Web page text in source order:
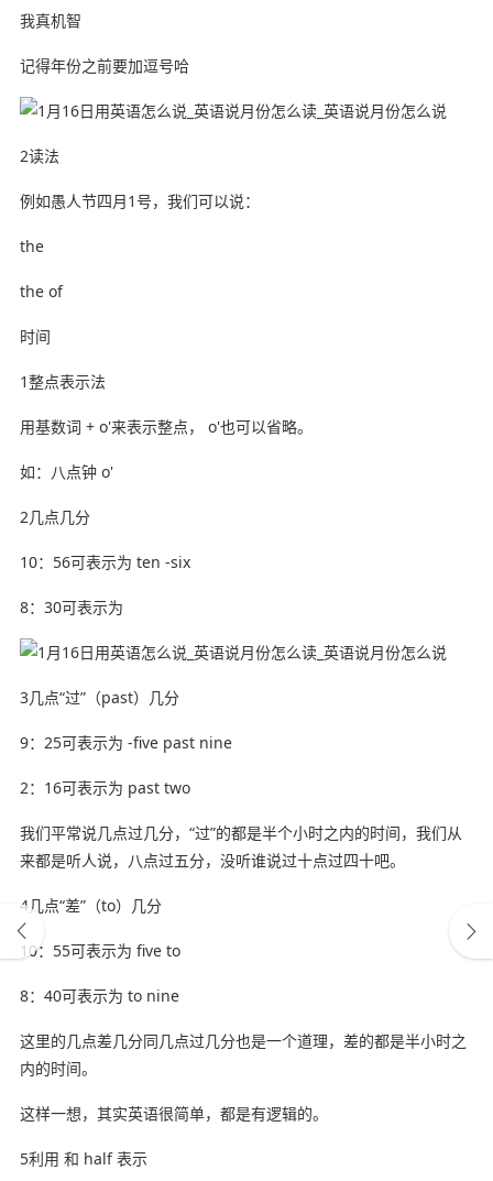
我真机智
记得年份之前要加逗号哈
2读法
例如愚人节四月1号，我们可以说：
the
the of
时间
1整点表示法
用基数词 + o'来表示整点， o'也可以省略。
如：八点钟 o'
2几点几分
10：56可表示为 ten -six
8：30可表示为
3几点“过”（past）几分
9：25可表示为 -five past nine
2：16可表示为 past two
我们平常说几点过几分，“过”的都是半个小时之内的时间，我们从
来都是听人说，八点过五分，没听谁说过十点过四十吧。
4几点“差”（to）几分
10：55可表示为 five to
8：40可表示为 to nine
这里的几点差几分同几点过几分也是一个道理，差的都是半小时之
内的时间。
这样一想，其实英语很简单，都是有逻辑的。
5利用 和 half 表示